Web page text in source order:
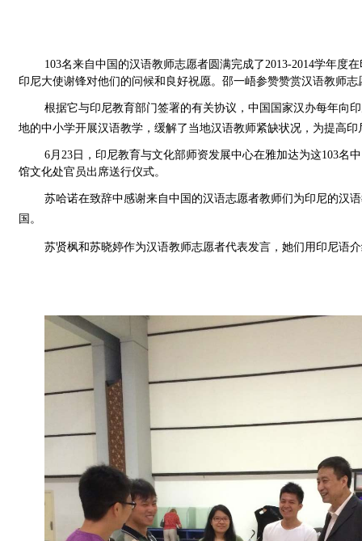
103名来自中国的汉语教师志愿者圆满完成了2013-2014学年度
印尼大使谢锋对他们的问候和良好祝愿。邵一峿参赞赞赏汉语教师
根据它与印尼教育部门签署的有关协议，中国国家汉办每年向
地的中小学开展汉语教学，缓解了当地汉语教师紧缺状况，为提高
6月 23 日 ，印尼教育与文化部师资发展中心在雅加达为这103名
馆文化处官员出席送行仪式。
苏哈诺在致辞中感谢来自中国的汉语志愿者教师们为印尼的汉
国。
苏贤枫和苏晓婷作为汉语教师志愿者代表发言，她们用印尼语